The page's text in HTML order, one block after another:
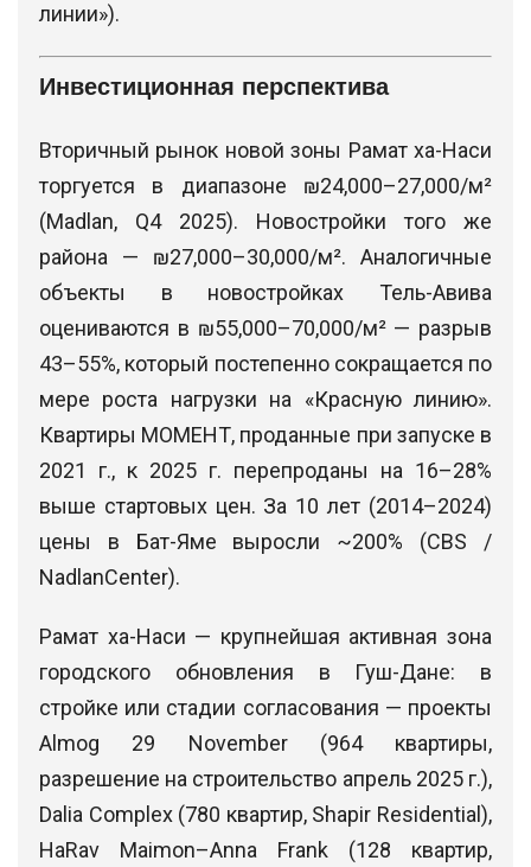
линии»).
Инвестиционная перспектива
Вторичный рынок новой зоны Рамат ха-Наси
торгуется в диапазоне ₪24,000–27,000/м²
(Madlan, Q4 2025). Новостройки того же
района — ₪27,000–30,000/м². Аналогичные
объекты в новостройках Тель-Авива
оцениваются в ₪55,000–70,000/м² — разрыв
43–55%, который постепенно сокращается по
мере роста нагрузки на «Красную линию».
Квартиры МОМЕНТ, проданные при запуске в
2021 г., к 2025 г. перепроданы на 16–28%
выше стартовых цен. За 10 лет (2014–2024)
цены в Бат-Яме выросли ~200% (CBS /
NadlanCenter).
Рамат ха-Наси — крупнейшая активная зона
городского обновления в Гуш-Дане: в
стройке или стадии согласования — проекты
Almog 29 November (964 квартиры,
разрешение на строительство апрель 2025 г.),
Dalia Complex (780 квартир, Shapir Residential),
HaRav Maimon–Anna Frank (128 квартир,